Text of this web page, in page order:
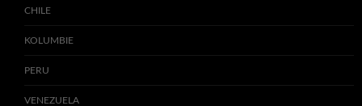
CHILE
KOLUMBIE
PERU
VENEZUELA